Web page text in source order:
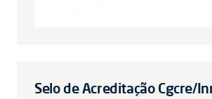
Selo de Acreditação Cgcre/